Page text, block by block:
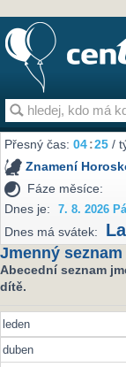
Přesný čas:04:25 /
Znamení
Fáze měsíce:
Dnes je:
7. 8. 2026
Dnes má svátek:
Jmenný
Abecední seznam
dítě.
leden
duben